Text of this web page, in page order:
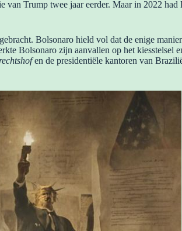
Trump twee jaar eerder. Maar in 2022
Bolsonaro hield vol dat de enige
Bolsonaro zijn aanvallen op het kiesstelsel
en de presidentiële kantoren van